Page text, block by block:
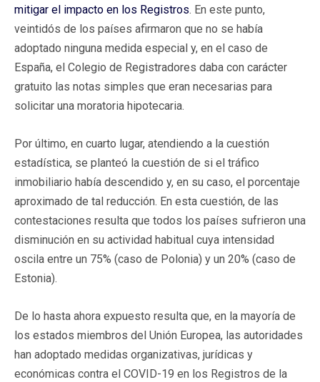
mitigar el impacto en los Registros. En este punto,
veintidós de los países afirmaron que no se había
adoptado ninguna medida especial y, en el caso de
España, el Colegio de Registradores daba con carácter
gratuito las notas simples que eran necesarias para
solicitar una moratoria hipotecaria.
Por último, en cuarto lugar, atendiendo a la cuestión
estadística, se planteó la cuestión de si el tráfico
inmobiliario había descendido y, en su caso, el porcentaje
aproximado de tal reducción. En esta cuestión, de las
contestaciones resulta que todos los países sufrieron una
disminución en su actividad habitual cuya intensidad
oscila entre un 75% (caso de Polonia) y un 20% (caso de
Estonia).
De lo hasta ahora expuesto resulta que, en la mayoría de
los estados miembros del Unión Europea, las autoridades
han adoptado medidas organizativas, jurídicas y
económicas contra el COVID-19 en los Registros de la